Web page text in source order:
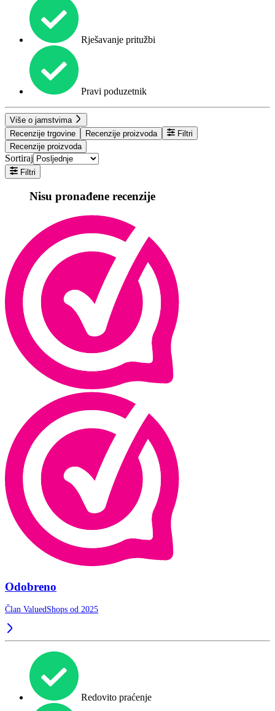
Rješavanje pritužbi
Pravi poduzetnik
Više o jamstvima
Recenzije trgovine
Recenzije proizvoda
Filtri
Recenzije proizvoda
Sortiraj
Filtri
Nisu pronađene recenzije
Odobreno
Član ValuedShops od 2025
Redovito praćenje